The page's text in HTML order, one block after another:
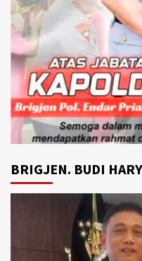
BRIGJEN. BUDI